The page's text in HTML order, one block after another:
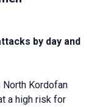
by day and
Kordofan
a high risk for